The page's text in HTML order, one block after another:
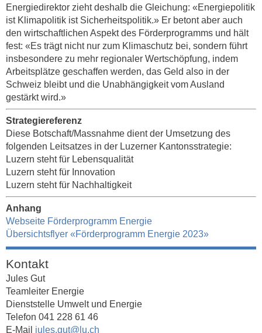
Energiedirektor zieht deshalb die Gleichung: «Energiepolitik
ist Klimapolitik ist Sicherheitspolitik.» Er betont aber auch
den wirtschaftlichen Aspekt des Förderprogramms und hält
fest: «Es trägt nicht nur zum Klimaschutz bei, sondern führt
insbesondere zu mehr regionaler Wertschöpfung, indem
Arbeitsplätze geschaffen werden, das Geld also in der
Schweiz bleibt und die Unabhängigkeit vom Ausland
gestärkt wird.»
Strategiereferenz
Diese Botschaft/Massnahme dient der Umsetzung des
folgenden Leitsatzes in der Luzerner Kantonsstrategie:
Luzern steht für Lebensqualität
Luzern steht für Innovation
Luzern steht für Nachhaltigkeit
Anhang
Webseite Förderprogramm Energie
Übersichtsflyer «Förderprogramm Energie 2023»
Kontakt
Jules Gut
Teamleiter Energie
Dienststelle Umwelt und Energie
Telefon 041 228 61 46
E-Mail jules.gut@lu.ch